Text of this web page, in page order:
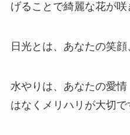
げることで綺麗な花が咲
日光とは、あなたの笑顔
水やりは、あなたの愛
はなくメリハリが大切で